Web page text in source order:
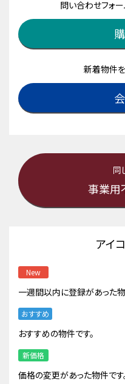
問い合わせフォ
新着物件
同
事業用
アイ
New
一週間以内に登録があった物
おすすめ
おすすめの物件です。
新価格
価格の変更があった物件です